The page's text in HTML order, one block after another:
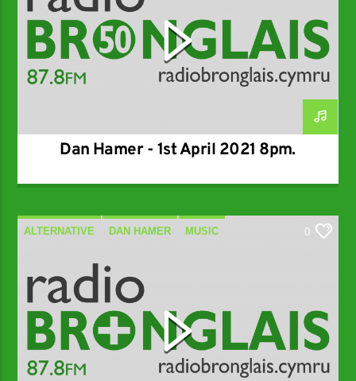
Dan Hamer - 1st April 2021 8pm.
ALTERNATIVE DAN HAMER MUSIC 0